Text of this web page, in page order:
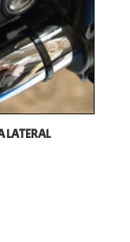
LATERAL